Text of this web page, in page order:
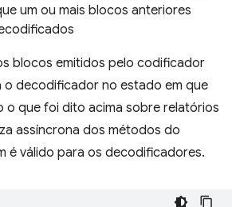
um ou mais blocos anteriores
blocos emitidos pelo codificador
decodificador no estado em que
o que foi dito acima sobre relatórios
assíncrona dos métodos do
é válido para os decodificadores.